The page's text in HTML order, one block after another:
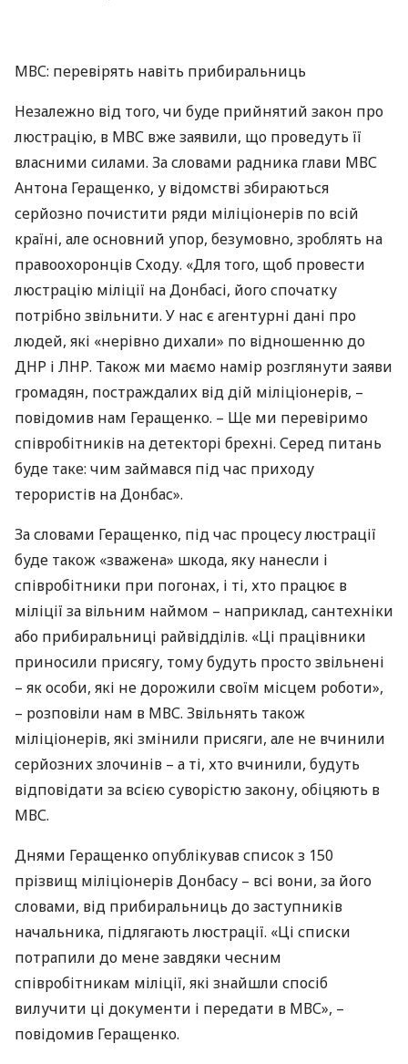
МВС: перевірять навіть прибиральниць
Незалежно від того, чи буде прийнятий закон про
люстрацію, в МВС вже заявили, що проведуть її
власними силами. За словами радника глави МВС
Антона Геращенко, у відомстві збираються
серйозно почистити ряди міліціонерів по всій
країні, але основний упор, безумовно, зроблять на
правоохоронців Сходу. «Для того, щоб провести
люстрацію міліції на Донбасі, його спочатку
потрібно звільнити. У нас є агентурні дані про
людей, які «нерівно дихали» по відношенню до
ДНР і ЛНР. Також ми маємо намір розглянути заяви
громадян, постраждалих від дій міліціонерів, –
повідомив нам Геращенко. – Ще ми перевіримо
співробітників на детекторі брехні. Серед питань
буде таке: чим займався під час приходу
терористів на Донбас».
За словами Геращенко, під час процесу люстрації
буде також «зважена» шкода, яку нанесли і
співробітники при погонах, і ті, хто працює в
міліції за вільним наймом – наприклад, сантехніки
або прибиральниці райвідділів. «Ці працівники
приносили присягу, тому будуть просто звільнені
– як особи, які не дорожили своїм місцем роботи»,
– розповіли нам в МВС. Звільнять також
міліціонерів, які змінили присяги, але не вчинили
серйозних злочинів – а ті, хто вчинили, будуть
відповідати за всією суворістю закону, обіцяють в
МВС.
Днями Геращенко опублікував список з 150
прізвищ міліціонерів Донбасу – всі вони, за його
словами, від прибиральниць до заступників
начальника, підлягають люстрації. «Ці списки
потрапили до мене завдяки чесним
співробітникам міліції, які знайшли спосіб
вилучити ці документи і передати в МВС», –
повідомив Геращенко.